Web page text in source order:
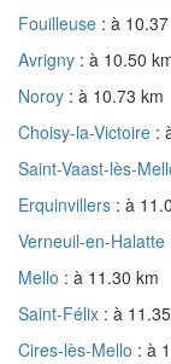
Fouilleuse : à
Avrigny : à 10.50
Noroy : à 10.73 km
Choisy-la-Victoire :
Saint-Vaast-lès-
Erquinvillers : à
Verneuil-en-Halatte
Mello : à 11.30 km
Saint-Félix : à
Cires-lès-Mello : à